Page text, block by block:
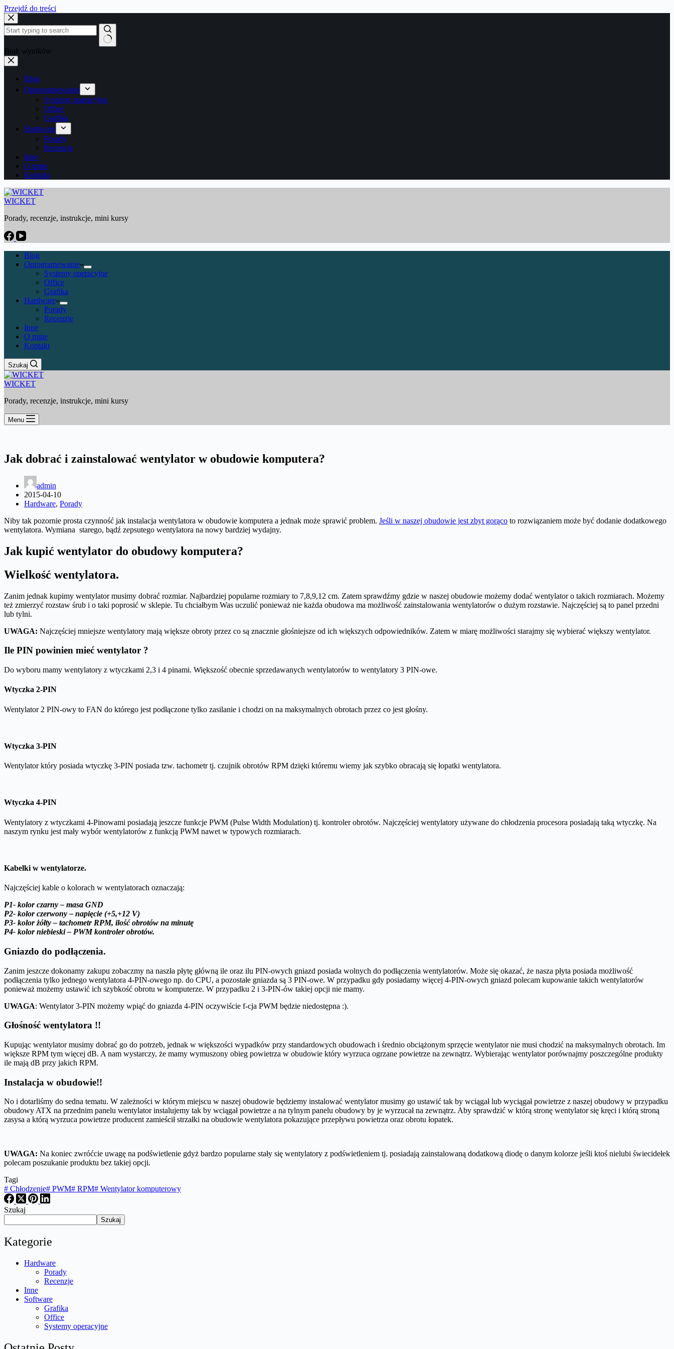
Przejdź do treści
Brak wyników
Blog
Oprogramowanie
Systemy operacyjne
Office
Grafika
Hardware
Porady
Recenzje
Inne
O mnie
Kontakt
WICKET
Porady, recenzje, instrukcje, mini kursy
Blog
Oprogramowanie
Systemy operacyjne
Office
Grafika
Hardware
Porady
Recenzje
Inne
O mnie
Kontakt
Szukaj
WICKET
Porady, recenzje, instrukcje, mini kursy
Menu
Jak dobrać i zainstalować wentylator w obudowie komputera?
admin
2015-04-10
Hardware, Porady
Niby tak pozornie prosta czynność jak instalacja wentylatora w obudowie komputera a jednak może sprawić problem. Jeśli w naszej obudowie jest zbyt gorąco to rozwiązaniem może być dodanie dodatkowego
wentylatora. Wymiana starego, bądź zepsutego wentylatora na nowy bardziej wydajny.
Jak kupić wentylator do obudowy komputera?
Wielkość wentylatora.
Zanim jednak kupimy wentylator musimy dobrać rozmiar. Najbardziej popularne rozmiary to 7,8,9,12 cm. Zatem sprawdźmy gdzie w naszej obudowie możemy dodać wentylator o takich rozmiarach. Możemy
też zmierzyć rozstaw śrub i o taki poprosić w sklepie. Tu chciałbym Was uczulić ponieważ nie każda obudowa ma możliwość zainstalowania wentylatorów o dużym rozstawie. Najczęściej są to panel przedni
lub tylni.
UWAGA: Najczęściej mniejsze wentylatory mają większe obroty przez co są znacznie głośniejsze od ich większych odpowiedników. Zatem w miarę możliwości starajmy się wybierać większy wentylator.
Ile PIN powinien mieć wentylator ?
Do wyboru mamy wentylatory z wtyczkami 2,3 i 4 pinami. Większość obecnie sprzedawanych wentylatorów to wentylatory 3 PIN-owe.
Wtyczka 2-PIN
Wentylator 2 PIN-owy to FAN do którego jest podłączone tylko zasilanie i chodzi on na maksymalnych obrotach przez co jest głośny.
Wtyczka 3-PIN
Wentylator który posiada wtyczkę 3-PIN posiada tzw. tachometr tj. czujnik obrotów RPM dzięki któremu wiemy jak szybko obracają się łopatki wentylatora.
Wtyczka 4-PIN
Wentylatory z wtyczkami 4-Pinowami posiadają jeszcze funkcje PWM (Pulse Width Modulation) tj. kontroler obrotów. Najczęściej wentylatory używane do chłodzenia procesora posiadają taką wtyczkę. Na
naszym rynku jest mały wybór wentylatorów z funkcją PWM nawet w typowych rozmiarach.
Kabelki w wentylatorze.
Najczęściej kable o kolorach w wentylatorach oznaczają:
P1- kolor czarny – masa GND
P2- kolor czerwony – napięcie (+5,+12 V)
P3- kolor żółty – tachometr RPM, ilość obrotów na minutę
P4- kolor niebieski – PWM kontroler obrotów.
Gniazdo do podłączenia.
Zanim jeszcze dokonamy zakupu zobaczmy na naszła płytę główną ile oraz ilu PIN-owych gniazd posiada wolnych do podłączenia wentylatorów. Może się okazać, że nasza płyta posiada możliwość
podłączenia tylko jednego wentylatora 4-PIN-owego np. do CPU, a pozostałe gniazda są 3 PIN-owe. W przypadku gdy posiadamy więcej 4-PIN-owych gniazd polecam kupowanie takich wentylatorów
ponieważ możemy ustawić ich szybkość obrotu w komputerze. W przypadku 2 i 3-PIN-ów takiej opcji nie mamy.
UWAGA: Wentylator 3-PIN możemy wpiąć do gniazda 4-PIN oczywiście f-cja PWM będzie niedostępna :).
Głośność wentylatora !!
Kupując wentylator musimy dobrać go do potrzeb, jednak w większości wypadków przy standardowych obudowach i średnio obciążonym sprzęcie wentylator nie musi chodzić na maksymalnych obrotach. Im
większe RPM tym więcej dB. A nam wystarczy, że mamy wymuszony obieg powietrza w obudowie który wyrzuca ogrzane powietrze na zewnątrz. Wybierając wentylator porównajmy poszczególne produkty
ile mają dB przy jakich RPM.
Instalacja w obudowie!!
No i dotarliśmy do sedna tematu. W zależności w którym miejscu w naszej obudowie będziemy instalować wentylator musimy go ustawić tak by wciągał lub wyciągał powietrze z naszej obudowy w przypadku
obudowy ATX na przednim panelu wentylator instalujemy tak by wciągał powietrze a na tylnym panelu obudowy by je wyrzucał na zewnątrz. Aby sprawdzić w którą stronę wentylator się kręci i którą stroną
zasysa a którą wyrzuca powietrze producent zamieścił strzałki na obudowie wentylatora pokazujące przepływu powietrza oraz obrotu łopatek.
UWAGA: Na koniec zwróćcie uwagę na podświetlenie gdyż bardzo popularne stały się wentylatory z podświetleniem tj. posiadają zainstalowaną dodatkową diodę o danym kolorze jeśli ktoś nielubi świecidełek
polecam poszukanie produktu bez takiej opcji.
Tagi
# Chłodzenie# PWM# RPM# Wentylator komputerowy
Szukaj
Szukaj
Kategorie
Hardware
Porady
Recenzje
Inne
Software
Grafika
Office
Systemy operacyjne